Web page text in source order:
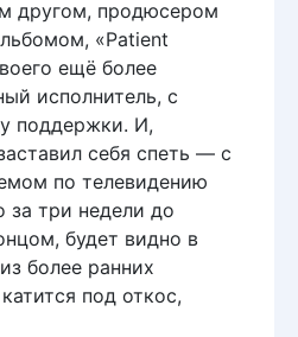
другом, продюсером
«Patient
ещё более
исполнитель, с
поддержки. И,
себя спеть — с
по телевидению
за три недели до
будет видно в
более ранних
под откос,